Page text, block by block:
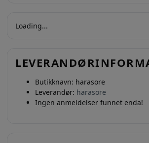
Loading...
Butikknavn: harasore
Leverandør: harasore
Ingen anmeldelser funnet enda!